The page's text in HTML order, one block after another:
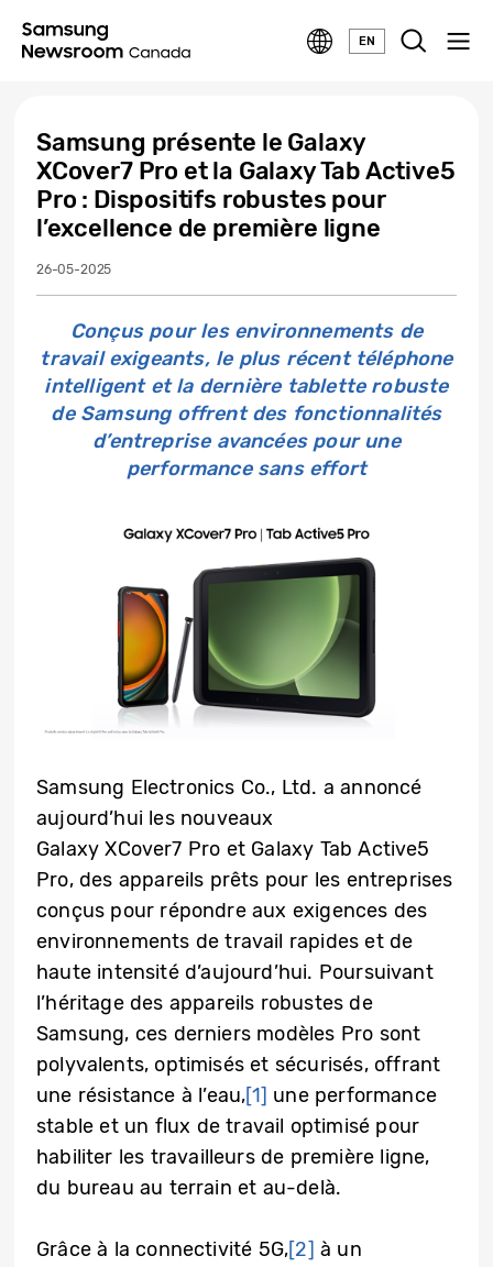
EN
Samsung présente le Galaxy
XCover7 Pro et la Galaxy Tab Active5
Pro : Dispositifs robustes pour
l’excellence de première ligne
26-05-2025
Conçus pour les environnements de
travail exigeants, le plus récent téléphone
intelligent et la dernière tablette robuste
de Samsung offrent des fonctionnalités
d’entreprise avancées pour une
performance sans effort
Samsung Electronics Co., Ltd. a annoncé
aujourd’hui les nouveaux
Galaxy XCover7 Pro et Galaxy Tab Active5
Pro, des appareils prêts pour les entreprises
conçus pour répondre aux exigences des
environnements de travail rapides et de
haute intensité d’aujourd’hui. Poursuivant
l’héritage des appareils robustes de
Samsung, ces derniers modèles Pro sont
polyvalents, optimisés et sécurisés, offrant
une résistance à l’eau,[1] une performance
stable et un flux de travail optimisé pour
habiliter les travailleurs de première ligne,
du bureau au terrain et au-delà.
Grâce à la connectivité 5G,[2] à un